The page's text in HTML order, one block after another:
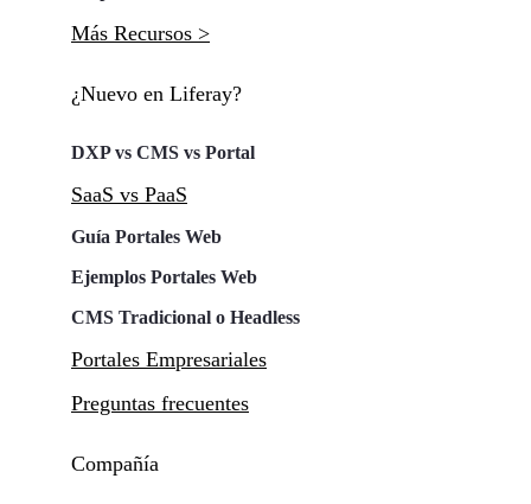
Más Recursos >
¿Nuevo en Liferay?
DXP vs CMS vs Portal
SaaS vs PaaS
Guía Portales Web
Ejemplos Portales Web
CMS Tradicional o Headless
Portales Empresariales
Preguntas frecuentes
Compañía